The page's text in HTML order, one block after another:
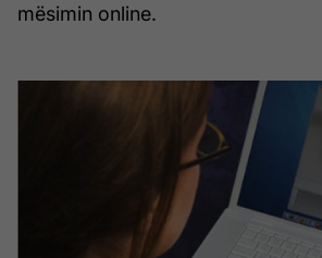
mësimin online.